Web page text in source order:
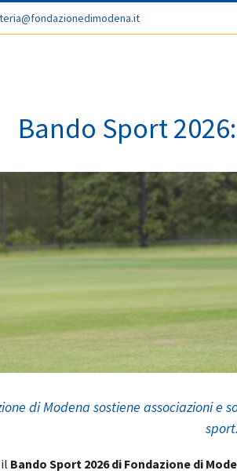
Bando Sport
di Modena sostiene associazioni
Bando Sport 2026 di Fondazione di